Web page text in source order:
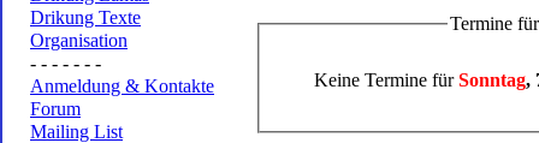
Drikung Texte
Organisation
- - - - - - -
Anmeldung & Kontakte
Forum
Mailing List
Termine
Keine Termine fürSonntag,